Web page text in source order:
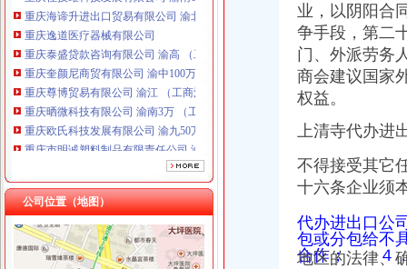
重庆逸道医疗器械有限公司
重庆泰盛贷款咨询有限公司 渝高 （工商注册）
重庆奎颜尼商贸有限公司 渝中100万 （工商注册）
重庆尊博贸易有限公司 渝江 （工商注册）
重庆晒微科技有限公司 渝南3万 （工商注册）
重庆欧氏科技发展有限公司 渝九50万 （进出口权）
重庆市明诚塑料制品有限责任公司 渝高100万 （进出口权）
重庆金品科技有限公司 渝南100万 （进出口权）
重庆凯誉网络通信技术工程有限公司 渝中300万 （工商变更）
重庆佳技维科技发展有限公司 渝南100万 （进出口权）
公司位置（地图）
业，以阴阳合
争手段，第二
门、外派劳务
商会建议国家
权益。
上清寺代办进
不得接受其它
十六条企业须
代办进出口公
包或分包给不
合作； ４．
地区的法律